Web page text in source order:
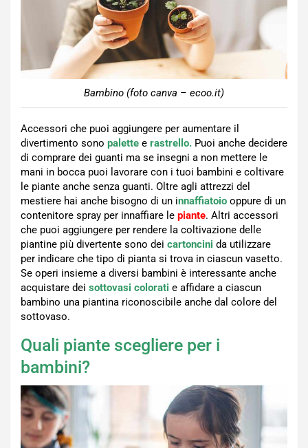
Bambino (foto canva – ecoo.it)
Accessori che puoi aggiungere per aumentare il
divertimento sono palette e rastrello. Puoi anche decidere
di comprare dei guanti ma se insegni a non mettere le
mani in bocca puoi lavorare con i tuoi bambini e coltivare
le piante anche senza guanti. Oltre agli attrezzi del
mestiere hai anche bisogno di un innaffiatoio oppure di un
contenitore spray per innaffiare le piante. Altri accessori
che puoi aggiungere per rendere la coltivazione delle
piantine più divertente sono dei cartoncini da utilizzare
per indicare che tipo di pianta si trova in ciascun vasetto.
Se operi insieme a diversi bambini è interessante anche
acquistare dei sottovasi colorati e affidare a ciascun
bambino una piantina riconoscibile anche dal colore del
sottovaso.
Quali piante scegliere per i
bambini?